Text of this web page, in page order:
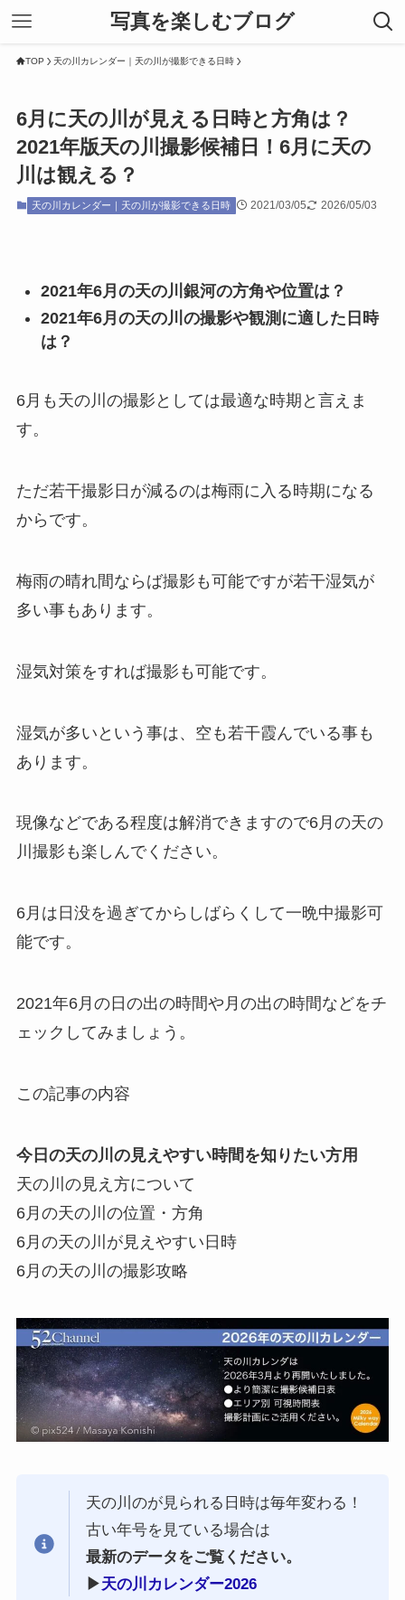
写真を楽しむブログ
TOP 天の川カレンダー｜天の川が撮影できる日時
6月に天の川が見える日時と方角は？
2021年版天の川撮影候補日！6月に天の
川は観える？
天の川カレンダー｜天の川が撮影できる日時 2021/03/05 2026/05/03
2021年6月の天の川銀河の方角や位置は？
2021年6月の天の川の撮影や観測に適した日時
は？
6月も天の川の撮影としては最適な時期と言えま
す。
ただ若干撮影日が減るのは梅雨に入る時期になる
からです。
梅雨の晴れ間ならば撮影も可能ですが若干湿気が
多い事もあります。
湿気対策をすれば撮影も可能です。
湿気が多いという事は、空も若干霞んでいる事も
あります。
現像などである程度は解消できますので6月の天の
川撮影も楽しんでください。
6月は日没を過ぎてからしばらくして一晩中撮影可
能です。
2021年6月の日の出の時間や月の出の時間などをチ
ェックしてみましょう。
この記事の内容
今日の天の川の見えやすい時間を知りたい方用
天の川の見え方について
6月の天の川の位置・方角
6月の天の川が見えやすい日時
6月の天の川の撮影攻略
天の川のが見られる日時は毎年変わる！
古い年号を見ている場合は
最新のデータをご覧ください。
▶︎天の川カレンダー2026